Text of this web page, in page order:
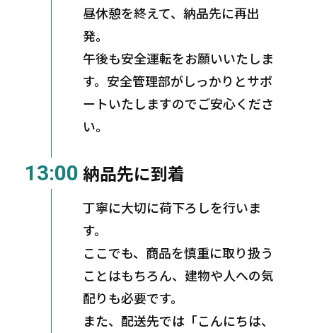
昼休憩を終えて、納品先に再出
発。
午後も安全運転をお願いいたしま
す。安全管理部がしっかりとサポ
ートいたしますのでご安心くださ
い。
13:00 納品先に到着
丁寧に大切に荷下ろしを行いま
す。
ここでも、商品を慎重に取り扱う
ことはもちろん、建物や人への気
配りも必要です。
また、配送先では「こんにちは、